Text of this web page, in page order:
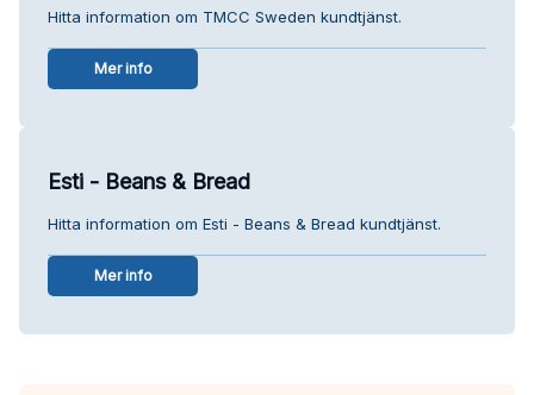
Hitta information om TMCC Sweden kundtjänst.
Mer info
Esti - Beans & Bread
Hitta information om Esti - Beans & Bread kundtjänst.
Mer info